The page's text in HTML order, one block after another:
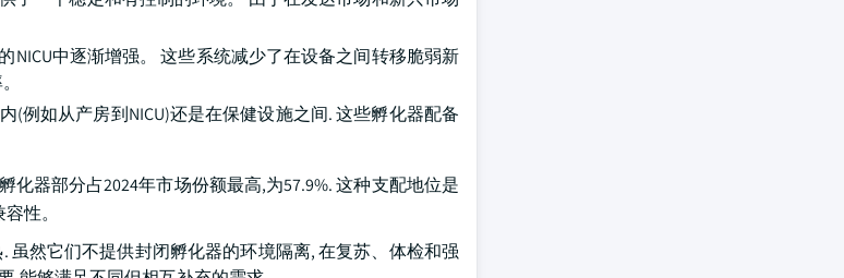
中逐渐增强。 这些系统减少了在设备之间转移脆弱新
例如从产房到NICU)还是在保健设施之间. 这些孵化器配备
器部分占2024年市场份额最高,为57.9%. 这种支配地位是
性。
然它们不提供封闭孵化器的环境隔离, 在复苏、体检和强